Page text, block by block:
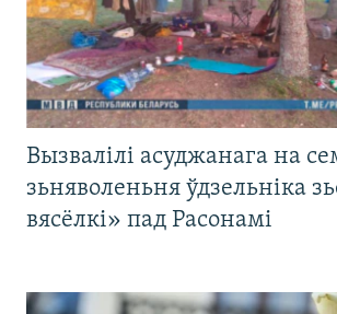
Вызвалілі асуджанага на
зьняволеньня ўдзельніка
вясёлкі» пад Расонамі